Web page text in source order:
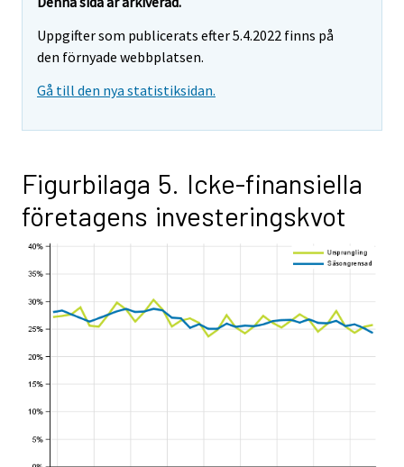
Uppgifter som publicerats efter 5.4.2022 finns på
den förnyade webbplatsen.
Gå till den nya statistiksidan.
Figurbilaga 5. Icke-finansiella
företagens investeringskvot